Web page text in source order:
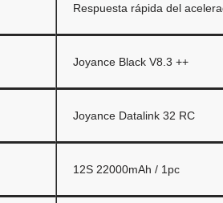
Respuesta rápida del
Joyance Black V8.3 ++
Joyance Datalink 32 RC
12S 22000mAh / 1pc